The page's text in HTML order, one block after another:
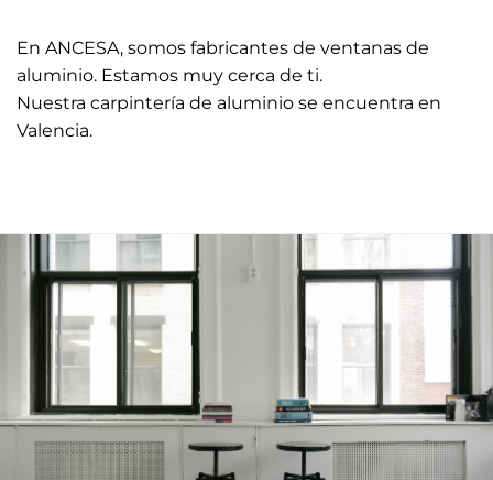
En ANCESA, somos fabricantes de ventanas de
aluminio. Estamos muy cerca de ti.
Nuestra carpintería de aluminio se encuentra en
Valencia.